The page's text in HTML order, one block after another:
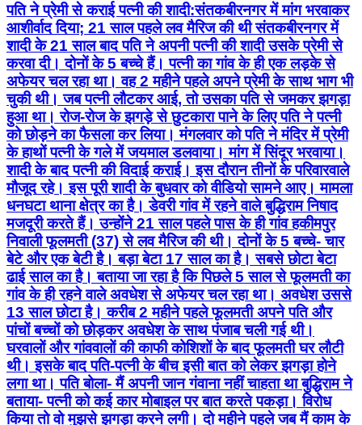
पति ने प्रेमी से कराई पत्नी की शादी:संतकबीरनगर में मांग भरवाकर
आशीर्वाद दिया; 21 साल पहले लव मैरिज की थी संतकबीरनगर में
शादी के 21 साल बाद पति ने अपनी पत्नी की शादी उसके प्रेमी से
करवा दी। दोनों के 5 बच्चे हैं। पत्नी का गांव के ही एक लड़के से
अफेयर चल रहा था। वह 2 महीने पहले अपने प्रेमी के साथ भाग भी
चुकी थी। जब पत्नी लौटकर आई, तो उसका पति से जमकर झगड़ा
हुआ था। रोज-रोज के झगड़े से छुटकारा पाने के लिए पति ने पत्नी
को छोड़ने का फैसला कर लिया। मंगलवार को पति ने मंदिर में प्रेमी
के हाथों पत्नी के गले में जयमाल डलवाया। मांग में सिंदूर भरवाया।
शादी के बाद पत्नी की विदाई कराई। इस दौरान तीनों के परिवारवाले
मौजूद रहे। इस पूरी शादी के बुधवार को वीडियो सामने आए। मामला
धनघटा थाना क्षेत्र का है। डेवरी गांव में रहने वाले बुद्धिराम निषाद
मजदूरी करते हैं। उन्होंने 21 साल पहले पास के ही गांव हकीमपुर
निवाली फूलमती (37) से लव मैरिज की थी। दोनों के 5 बच्चे- चार
बेटे और एक बेटी है। बड़ा बेटा 17 साल का है। सबसे छोटा बेटा
ढाई साल का है। बताया जा रहा है कि पिछले 5 साल से फूलमती का
गांव के ही रहने वाले अवधेश से अफेयर चल रहा था। अवधेश उससे
13 साल छोटा है। करीब 2 महीने पहले फूलमती अपने पति और
पांचों बच्चों को छोड़कर अवधेश के साथ पंजाब चली गई थी।
घरवालों और गांववालों की काफी कोशिशों के बाद फूलमती घर लौटी
थी। इसके बाद पति-पत्नी के बीच इसी बात को लेकर झगड़ा होने
लगा था। पति बोला- मैं अपनी जान गंवाना नहीं चाहता था बुद्धिराम ने
बताया- पत्नी को कई कार मोबाइल पर बात करते पकड़ा। विरोध
किया तो वो मुझसे झगड़ा करने लगी। दो महीने पहले जब मैं काम के